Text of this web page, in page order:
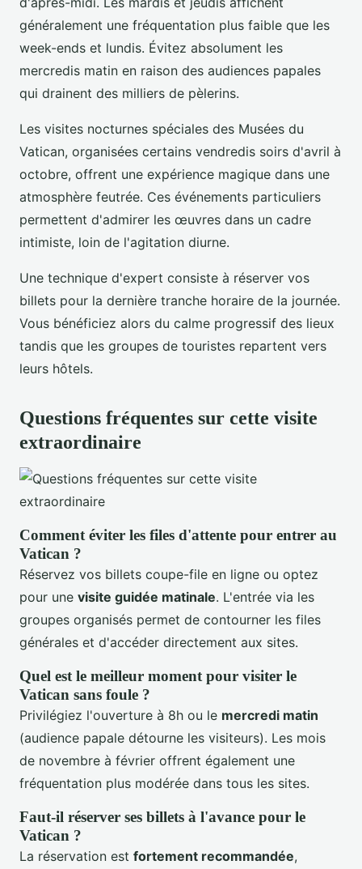
généralement une fréquentation plus faible que les
week-ends et lundis. Évitez absolument les
mercredis matin en raison des audiences papales
qui drainent des milliers de pèlerins.
Les visites nocturnes spéciales des Musées du
Vatican, organisées certains vendredis soirs d'avril à
octobre, offrent une expérience magique dans une
atmosphère feutrée. Ces événements particuliers
permettent d'admirer les œuvres dans un cadre
intimiste, loin de l'agitation diurne.
Une technique d'expert consiste à réserver vos
billets pour la dernière tranche horaire de la journée.
Vous bénéficiez alors du calme progressif des lieux
tandis que les groupes de touristes repartent vers
leurs hôtels.
Questions fréquentes sur cette visite
extraordinaire
Comment éviter les files d'attente pour entrer au
Vatican ?
Réservez vos billets coupe-file en ligne ou optez
pour une visite guidée matinale. L'entrée via les
groupes organisés permet de contourner les files
générales et d'accéder directement aux sites.
Quel est le meilleur moment pour visiter le
Vatican sans foule ?
Privilégiez l'ouverture à 8h ou le mercredi matin
(audience papale détourne les visiteurs). Les mois
de novembre à février offrent également une
fréquentation plus modérée dans tous les sites.
Faut-il réserver ses billets à l'avance pour le
Vatican ?
La réservation est fortement recommandée,